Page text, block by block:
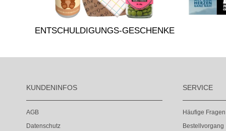
ENTSCHULDIGUNGS-GESCHENKE
KUNDENINFOS
AGB
Datenschutz
SERVICE
Häufige Fragen
Bestellvorgang